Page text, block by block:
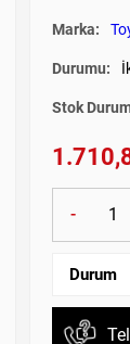
Marka:
Durumu:
Stok
-
Durum